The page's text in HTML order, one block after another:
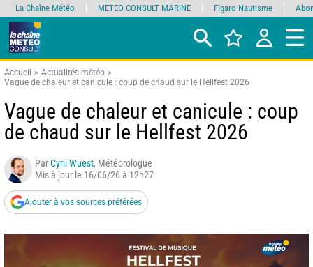
Accueil
Actualités météo
Vague de chaleur et canicule : coup de chaud sur le Hellfest 2026
Vague de chaleur et canicule : coup
de chaud sur le Hellfest 2026
ParCyril Wuest, Météorologue
Mis à jour le 16/06/26 à 12h27
Ajouter à vos sources préférées
La Chaîne Météo METEO CONSULT MARINE Figaro Nautisme